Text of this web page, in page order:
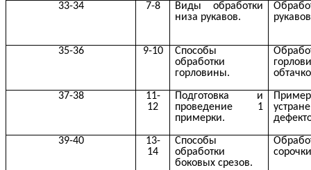
33-34 7-8
Виды обработки
низа рукавов.
35-36 9-10
Способы
обработки
горловины.
37-38
11-
12
Подготовка и
проведение 1
примерки.
39-40
13-
14
Способы
обработки
боковых срезов.